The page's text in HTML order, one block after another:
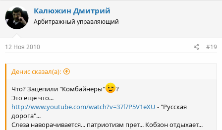
Калюжин Дмитрий
Арбитражный управляющий
12 Ноя 2010 #19
Денис сказал(а):
Что? Зацепили "Комбайнеры"
?
Это еще что...
http://www.youtube.com/watch?v=37l7P5V1eXU - "Русская
дорога"...
Слеза наворачивается... патриотизм прет... Кобзон отдыхает...